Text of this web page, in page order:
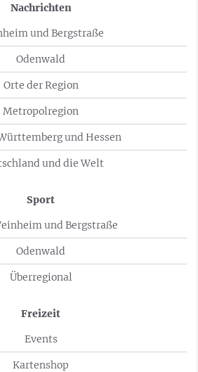
Nachrichten
und Bergstraße
Odenwald
Orte der Region
Metropolregion
und Hessen
und die Welt
Sport
und Bergstraße
Odenwald
Überregional
Freizeit
Events
Kartenshop